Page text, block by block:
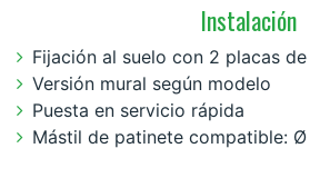
Instalación
Fijación al suelo con 2 placas
Versión mural según modelo
Puesta en servicio rápida
Mástil de patinete compatible: Ø